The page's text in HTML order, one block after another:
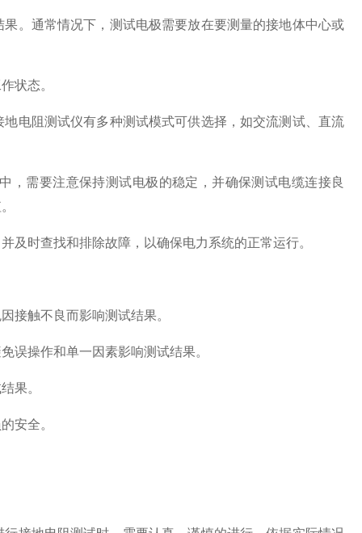
通常情况下，测试电极需要放在要测量的接地体中心或
状态。
阻测试仪有多种测试模式可供选择，如交流测试、直流
需要注意保持测试电极的稳定，并确保测试电缆连接良
时查找和排除故障，以确保电力系统的正常运行。
触不良而影响测试结果。
操作和单一因素影响测试结果。
果。
安全。